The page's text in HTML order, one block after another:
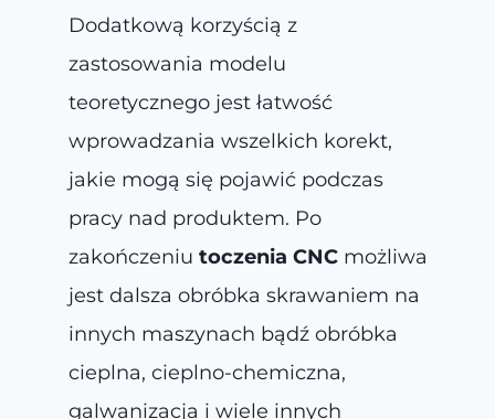
Dodatkową korzyścią z
zastosowania modelu
teoretycznego jest łatwość
wprowadzania wszelkich korekt,
jakie mogą się pojawić podczas
pracy nad produktem. Po
zakończeniu toczenia CNCmożliwa
jest dalsza obróbka skrawaniem na
innych maszynach bądź obróbka
cieplna, cieplno-chemiczna,
galwanizacja i wiele innych